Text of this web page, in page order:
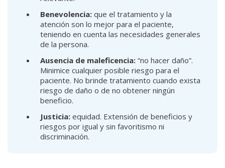
Benevolencia: que el tratamiento y la
atención son lo mejor para el paciente,
teniendo en cuenta las necesidades generales
de la persona.
Ausencia de maleficencia: “no hacer daño”.
Minimice cualquier posible riesgo para el
paciente. No brinde tratamiento cuando exista
riesgo de daño o de no obtener ningún
beneficio.
Justicia: equidad. Extensión de beneficios y
riesgos por igual y sin favoritismo ni
discriminación.